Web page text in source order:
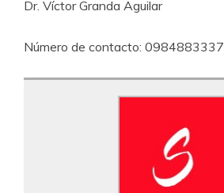
Dr. Víctor Granda Aguilar
Número de contacto: 0984883337